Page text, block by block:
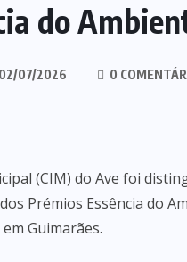
do
02/07/2026 0
(CIM) do Ave foi
Prémios Essência do
Guimarães.